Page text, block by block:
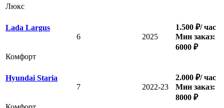
Люкс
Lada Largus
Комфорт
6 2025
1.500 ₽/ час
Мин заказ:
6000 ₽
Hyundai Staria
7 2022-23
2.000 ₽/ час
Мин заказ:
8000 ₽